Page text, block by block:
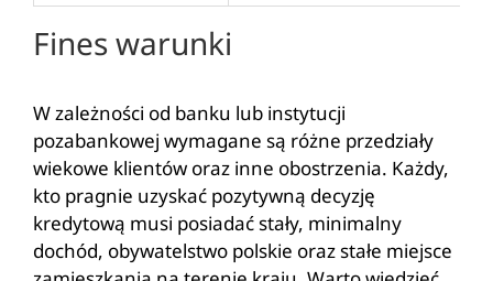
Fines warunki
W zależności od banku lub instytucji
pozabankowej wymagane są różne przedziały
wiekowe klientów oraz inne obostrzenia. Każdy,
kto pragnie uzyskać pozytywną decyzję
kredytową musi posiadać stały, minimalny
dochód, obywatelstwo polskie oraz stałe miejsce